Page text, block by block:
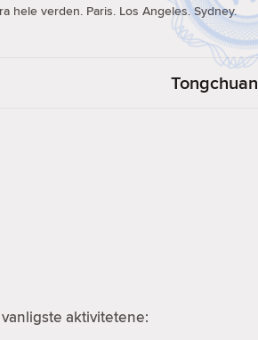
hele verden. Paris. Los Angeles. Sydney.
Tongchuan
aktivitetene: